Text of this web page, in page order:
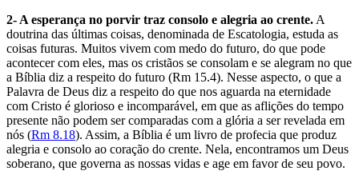
2- A esperança no porvir traz consolo e alegria ao crente. A
doutrina das últimas coisas, denominada de Escatologia, estuda as
coisas futuras. Muitos vivem com medo do futuro, do que pode
acontecer com eles, mas os cristãos se consolam e se alegram no que
a Bíblia diz a respeito do futuro (Rm 15.4). Nesse aspecto, o que a
Palavra de Deus diz a respeito do que nos aguarda na eternidade
com Cristo é glorioso e incomparável, em que as aflições do tempo
presente não podem ser comparadas com a glória a ser revelada em
nós (Rm 8.18). Assim, a Bíblia é um livro de profecia que produz
alegria e consolo ao coração do crente. Nela, encontramos um Deus
soberano, que governa as nossas vidas e age em favor de seu povo.